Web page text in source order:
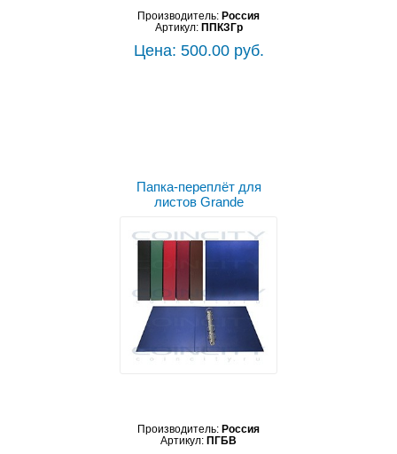
Производитель: Россия
Артикул: ППКЗГр
Цена: 500.00 руб.
Папка-переплёт для
листов Grande
Производитель: Россия
Артикул: ПГБВ